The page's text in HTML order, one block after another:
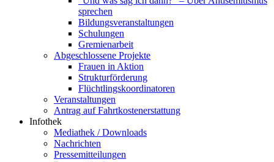
sprechen
Bildungsveranstaltungen
Schulungen
Gremienarbeit
Abgeschlossene Projekte
Frauen in Aktion
Strukturförderung
Flüchtlingskoordinatoren
Veranstaltungen
Antrag auf Fahrtkostenerstattung
Infothek
Mediathek / Downloads
Nachrichten
Pressemitteilungen